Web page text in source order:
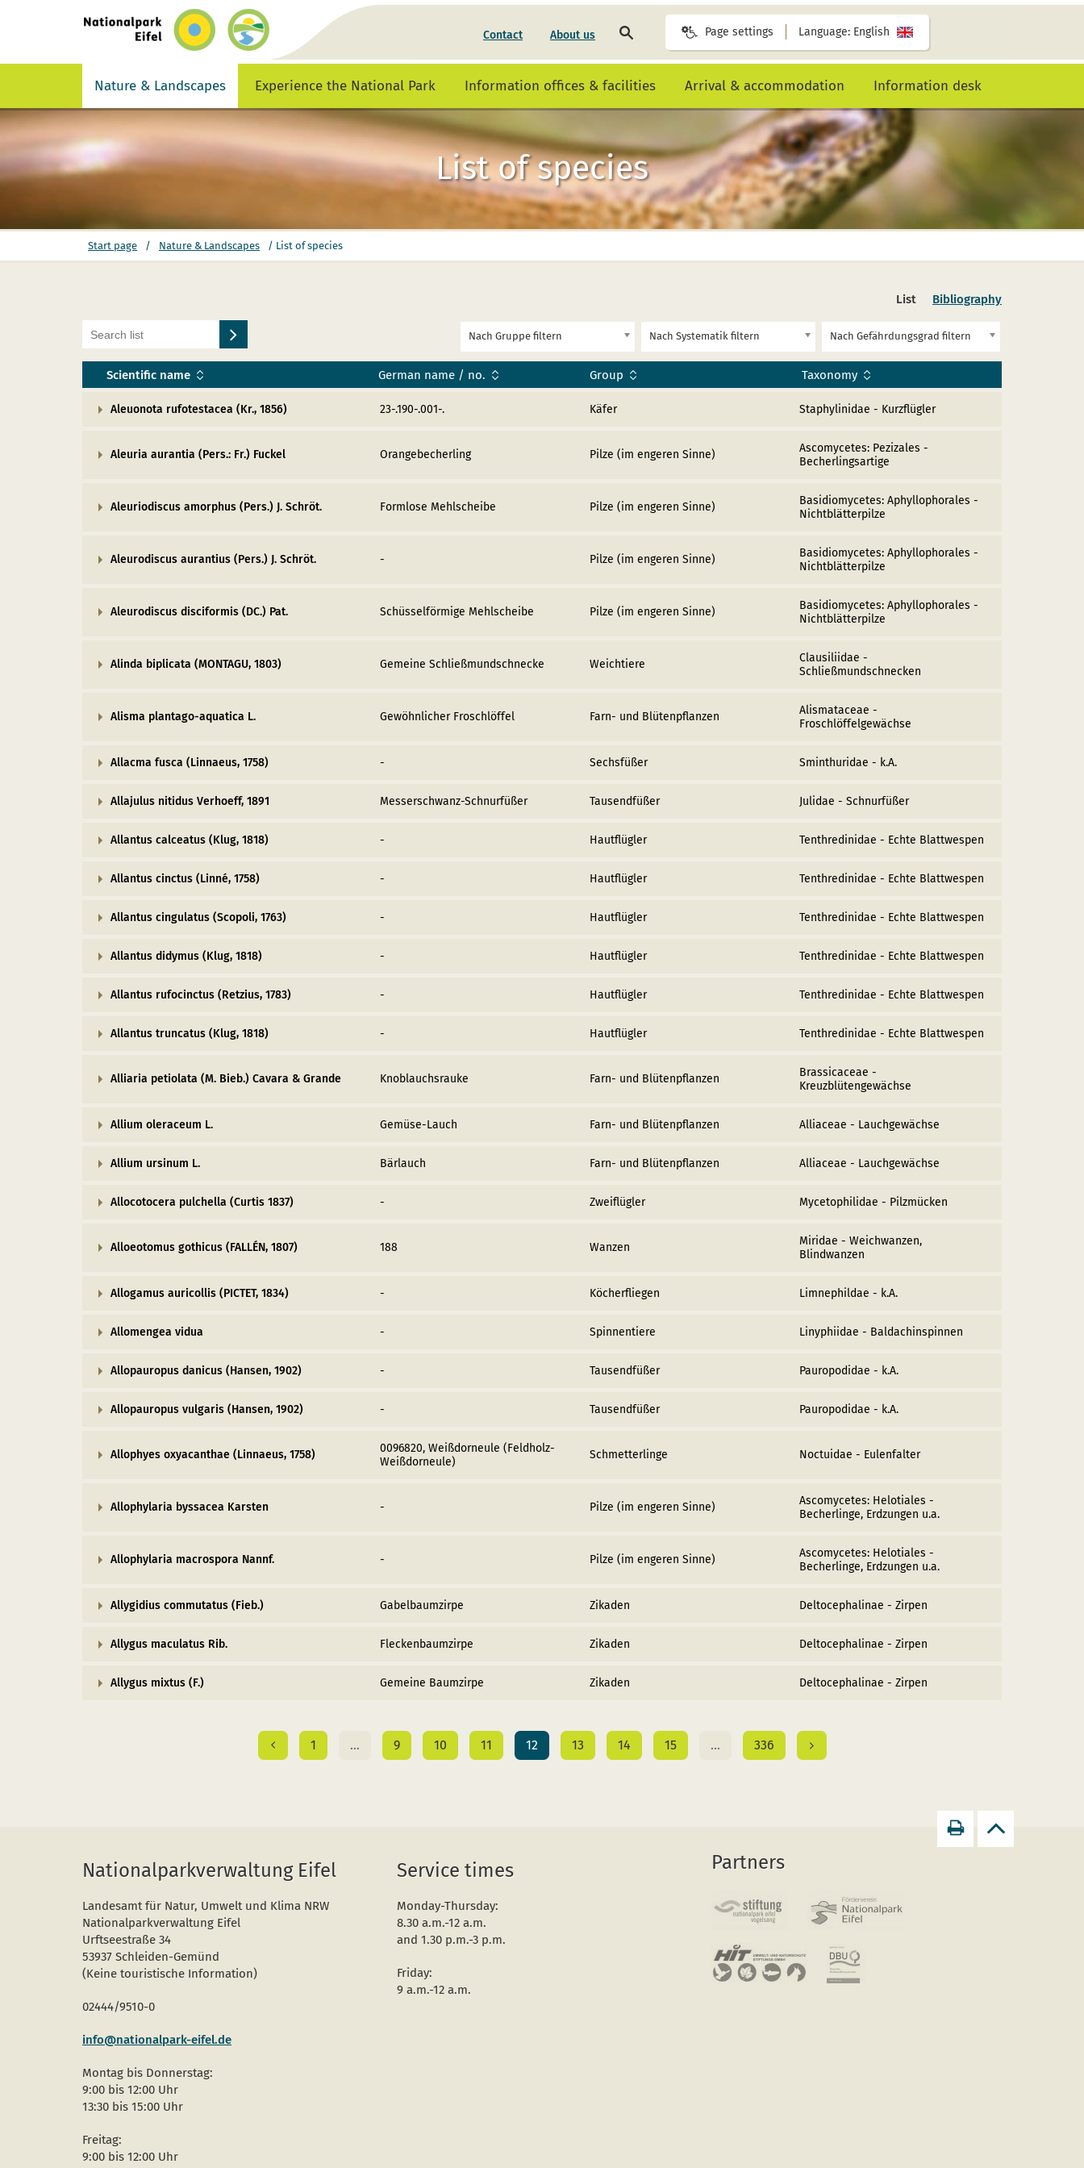
homepage
Contact About us Page settings Language: English
Nature & Landscapes Experience the National Park Information offices & facilities Arrival & accommodation Information desk
List of species
here:
Start page / Nature & Landscapes / List of species
List Bibliography
Nach Gruppe filtern Nach Systematik filtern Nach Gefährdungsgrad filtern
Scientific name German name / no. Group Taxonomy
Aleuonota rufotestacea (Kr., 1856) 23-.190-.001-. Käfer Staphylinidae - Kurzflügler
Aleuria aurantia (Pers.: Fr.) Fuckel Orangebecherling Pilze (im engeren Sinne)
Ascomycetes: Pezizales -
Becherlingsartige
Aleuriodiscus amorphus (Pers.) J. Schröt. Formlose Mehlscheibe Pilze (im engeren Sinne)
Basidiomycetes: Aphyllophorales -
Nichtblätterpilze
Aleurodiscus aurantius (Pers.) J. Schröt. - Pilze (im engeren Sinne)
Basidiomycetes: Aphyllophorales -
Nichtblätterpilze
Aleurodiscus disciformis (DC.) Pat. Schüsselförmige Mehlscheibe Pilze (im engeren Sinne)
Basidiomycetes: Aphyllophorales -
Nichtblätterpilze
Alinda biplicata (MONTAGU, 1803) Gemeine Schließmundschnecke Weichtiere
Clausiliidae -
Schließmundschnecken
Alisma plantago-aquatica L. Gewöhnlicher Froschlöffel Farn- und Blütenpflanzen
Alismataceae -
Froschlöffelgewächse
Allacma fusca (Linnaeus, 1758) - Sechsfüßer Sminthuridae - k.A.
Allajulus nitidus Verhoeff, 1891 Messerschwanz-Schnurfüßer Tausendfüßer Julidae - Schnurfüßer
Allantus calceatus (Klug, 1818) - Hautflügler Tenthredinidae - Echte Blattwespen
Allantus cinctus (Linné, 1758) - Hautflügler Tenthredinidae - Echte Blattwespen
Allantus cingulatus (Scopoli, 1763) - Hautflügler Tenthredinidae - Echte Blattwespen
Allantus didymus (Klug, 1818) - Hautflügler Tenthredinidae - Echte Blattwespen
Allantus rufocinctus (Retzius, 1783) - Hautflügler Tenthredinidae - Echte Blattwespen
Allantus truncatus (Klug, 1818) - Hautflügler Tenthredinidae - Echte Blattwespen
Alliaria petiolata (M. Bieb.) Cavara & Grande Knoblauchsrauke Farn- und Blütenpflanzen
Brassicaceae -
Kreuzblütengewächse
Allium oleraceum L. Gemüse-Lauch Farn- und Blütenpflanzen Alliaceae - Lauchgewächse
Allium ursinum L. Bärlauch Farn- und Blütenpflanzen Alliaceae - Lauchgewächse
Allocotocera pulchella (Curtis 1837) - Zweiflügler Mycetophilidae - Pilzmücken
Alloeotomus gothicus (FALLÉN, 1807) 188 Wanzen
Miridae - Weichwanzen,
Blindwanzen
Allogamus auricollis (PICTET, 1834) - Köcherfliegen Limnephildae - k.A.
Allomengea vidua - Spinnentiere Linyphiidae - Baldachinspinnen
Allopauropus danicus (Hansen, 1902) - Tausendfüßer Pauropodidae - k.A.
Allopauropus vulgaris (Hansen, 1902) - Tausendfüßer Pauropodidae - k.A.
Allophyes oxyacanthae (Linnaeus, 1758)
0096820, Weißdorneule (Feldholz-
Weißdorneule)
Schmetterlinge Noctuidae - Eulenfalter
Allophylaria byssacea Karsten - Pilze (im engeren Sinne)
Ascomycetes: Helotiales -
Becherlinge, Erdzungen u.a.
Allophylaria macrospora Nannf. - Pilze (im engeren Sinne)
Ascomycetes: Helotiales -
Becherlinge, Erdzungen u.a.
Allygidius commutatus (Fieb.) Gabelbaumzirpe Zikaden Deltocephalinae - Zirpen
Allygus maculatus Rib. Fleckenbaumzirpe Zikaden Deltocephalinae - Zirpen
Allygus mixtus (F.) Gemeine Baumzirpe Zikaden Deltocephalinae - Zirpen
1 … 9 10 11 12 13 14 15 … 336
Nationalparkverwaltung Eifel
Landesamt für Natur, Umwelt und Klima NRW
Nationalparkverwaltung Eifel
Urftseestraße 34
53937 Schleiden-Gemünd
(Keine touristische Information)
02444/9510-0
info@nationalpark-eifel.de
Montag bis Donnerstag:
9:00 bis 12:00 Uhr
13:30 bis 15:00 Uhr
Freitag:
9:00 bis 12:00 Uhr
Service times
Monday-Thursday:
8.30 a.m.-12 a.m.
and 1.30 p.m.-3 p.m.
Friday:
9 a.m.-12 a.m.
Partners